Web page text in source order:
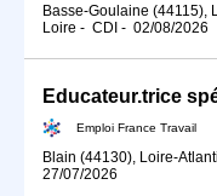
Basse-Goulaine (44115),
Loire - CDI - 02/08/2026
Educateur.trice
Emploi France Travail
Blain (44130), Loire-
27/07/2026